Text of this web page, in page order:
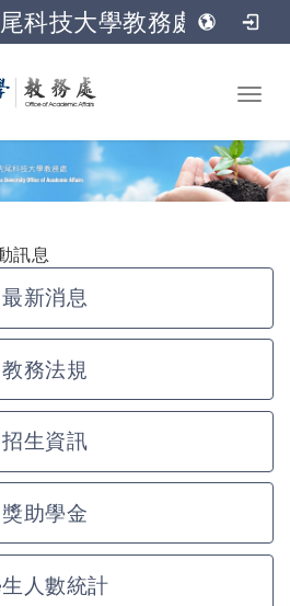
科技大學教務處
主要內容
訊息
最新消息
教務法規
招生資訊
獎助學金
人數統計